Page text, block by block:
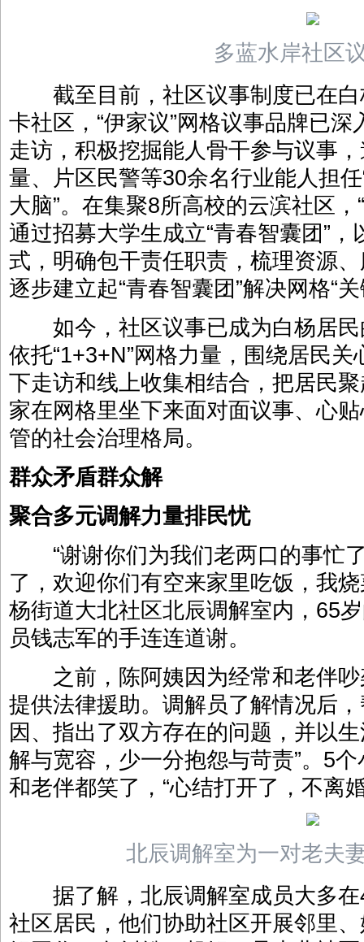
多蓝水岸社区
截至目前，社区议事制度已在白
卡社区，“伊家议”网格议事品牌已
走访，积极挖掘能人骨干参与议事
量、片区民警等30余名行业能人担
大脑”。在集聚8所高校的云滨社区
通过招募大学生成立“青春智囊团”
式，明确包干责任职责，梳理资源
逐步建立起“青春智囊团”解决网格“
如今，社区议事已成为白杨居民
依托“1+3+N”网格力量，围绕居民
下走访和线上收集相结合，把居民
家在网格里坐下来面对面议事、心
管的社会治理格局。
群众矛盾群众解
聚合多元调解力量排民忧
“谢谢你们为我们老两口的事忙
了，欢迎你们有空来家里吃饭，我
杨街道大北社区北辰调解室内，65
员钱志军的手连连道谢。
之前，陈阿姨因为经常和老伴吵
提供法律援助。调解员了解情况后
因、指出了双方存在的问题，并以
解与宽容，少一分抱怨与苛责”。5
和老伴都笑了，“心结打开了，不离
北辰调解室为一对老夫
据了解，北辰调解室成员大多在
社区居民，他们协助社区开展邻里